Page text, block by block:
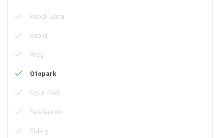
Kapalı Garaj
Kapıcı
Kreş
Otopark
Oyun Parkı
Ses Yalıtımı
Siding